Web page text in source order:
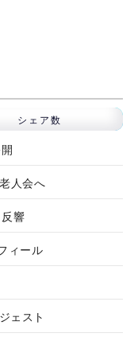
シェア数
人会へ
響
ィール
ェスト